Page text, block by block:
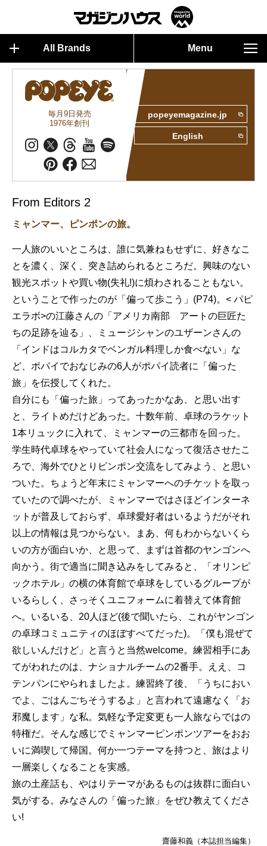
All Brands Menu
毎月9日発売
1976年創刊
popeyemagazine.jp
English
From Editors 2
ミャンマー、ピンポンの旅。
一人旅のいいところは、誰に気兼ねもせずに、好きなこ
とを濃く、深く、突き詰められるところだ。興味のない
観光スポットや買い物(失礼!)に煩わされることもない。
ということで作ったのが「偏って歩こう」(P74)。< パピ
エラボ>の江藤さんの「アメリカ南部 アートの巨匠た
ちの足跡を辿る」、ミュージシャンのユザーンさんの
「インドはコルカタでベンガル料理しか食べない」な
ど、ポパイでおなじみの6人がポパイ読者に「偏った
旅」を伝授してくれた。
自分にも「偏った旅」ってあったかなあ、と思い出す
と、ライトめだけどあった。十数年前、卓球のラケット
1本リュックに入れて、ミャンマーの三都市を回った。
学生時代卓球をやっていて社会人になって復活させたこ
ろで、海外でひとりピンポン交流をしてみよう、と思い
ついた。ちょうど年末にミャンマーへのチケットを取っ
ていたので調べたが、ミャンマーではさほどインターネ
ットが普及しておらず、卓球愛好者はいるようだがそれ
以上の情報は見つからない。まあ、何もわからないくら
いの方が面白いか、と思って、まずは首都のヤンゴンへ
向かう。街で適当に聞き込みをしてみると、「オリンピ
ックホテル」の横の体育館で卓球をしているグループが
いるらしく、さっそくユニフォームに着替えて体育館
へ。いるいる、20人ほど(後で聞いたら、これがヤンゴン
の卓球コミュニティのほぼすべてだった)。「僕も混ぜて
欲しいんだけど」と言うと当然welcome。練習相手にあ
てがわれたのは、ナショナルチームの2番手。ええ、コ
テンパンにやられましたよ。練習終了後、「うちにおい
でよ、ごはんごちそうするよ」と言われて遠慮なく「お
邪魔します」な私。気軽な予定変更も一人旅ならではの
特権だ。そんな感じでミャンマーピンポンツアーをおお
いに満喫して帰国。何か一つテーマを持つと、旅はより
一層楽しくなることを実感。
旅の土産話も、やはりテーマがあるものは抜群に面白い
気がする。みなさんの「偏った旅」をぜひ教えてくださ
い!
齋藤和義（本誌担当編集）